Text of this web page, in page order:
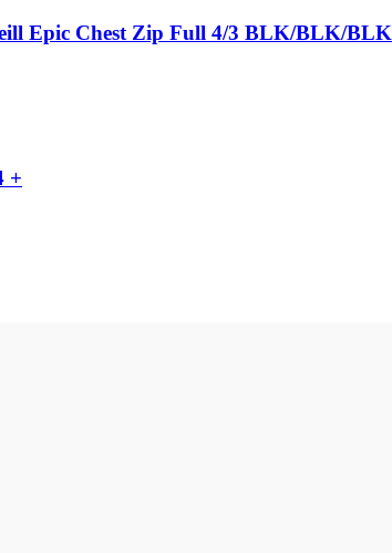
Epic Chest Zip Full 4/3 BLK/BLK/BLK
+